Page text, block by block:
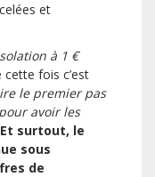
et
à 1 €
fois c’est
le premier pas
pour avoir les
Et surtout, le
sous
de